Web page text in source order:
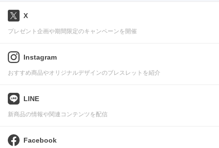
X
プレゼント企画や期間限定のキャンペーンを開催
Instagram
おすすめ商品やオリジナルデザインのブレスレットを紹介
LINE
新商品の情報や関連コンテンツを配信
Facebook